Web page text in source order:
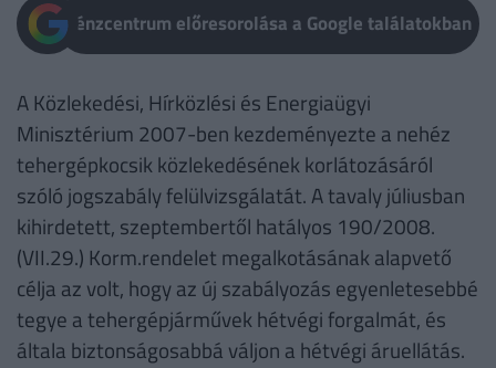
Pénzcentrum előresorolása a Google találatokban
A Közlekedési, Hírközlési és Energiaügyi
Minisztérium 2007-ben kezdeményezte a nehéz
tehergépkocsik közlekedésének korlátozásáról
szóló jogszabály felülvizsgálatát. A tavaly júliusban
kihirdetett, szeptembertől hatályos 190/2008.
(VII.29.) Korm.rendelet megalkotásának alapvető
célja az volt, hogy az új szabályozás egyenletesebbé
tegye a tehergépjárművek hétvégi forgalmát, és
általa biztonságosabbá váljon a hétvégi áruellátás.